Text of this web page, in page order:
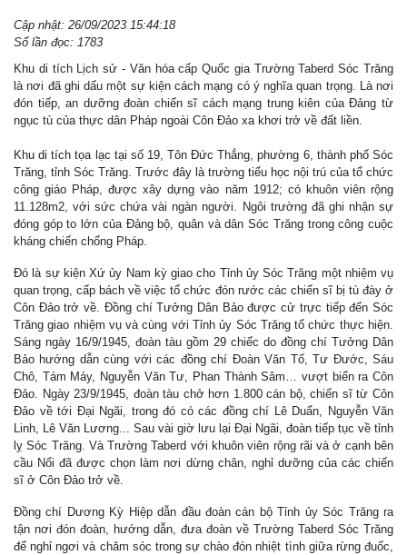
Cập nhật: 26/09/2023 15:44:18
Số lần đọc: 1783
Khu di tích Lịch sử - Văn hóa cấp Quốc gia Trường Taberd Sóc Trăng
là nơi đã ghi dấu một sự kiện cách mạng có ý nghĩa quan trọng. Là nơi
đón tiếp, an dưỡng đoàn chiến sĩ cách mạng trung kiên của Đảng từ
ngục tù của thực dân Pháp ngoài Côn Đảo xa khơi trở về đất liền.
Khu di tích tọa lạc tại số 19, Tôn Đức Thắng, phường 6, thành phố Sóc
Trăng, tỉnh Sóc Trăng. Trước đây là trường tiểu học nội trú của tổ chức
công giáo Pháp, được xây dựng vào năm 1912; có khuôn viên rộng
11.128m2, với sức chứa vài ngàn người. Ngôi trường đã ghi nhận sự
đóng góp to lớn của Đảng bộ, quân và dân Sóc Trăng trong công cuộc
kháng chiến chống Pháp.
Đó là sự kiện Xứ ủy Nam kỳ giao cho Tỉnh ủy Sóc Trăng một nhiệm vụ
quan trọng, cấp bách về việc tổ chức đón rước các chiến sĩ bị tù đày ở
Côn Đảo trở về. Đồng chí Tưởng Dân Bảo được cử trực tiếp đến Sóc
Trăng giao nhiệm vụ và cùng với Tỉnh ủy Sóc Trăng tổ chức thực hiện.
Sáng ngày 16/9/1945, đoàn tàu gồm 29 chiếc do đồng chí Tưởng Dân
Bảo hướng dẫn cùng với các đồng chí Đoàn Văn Tố, Tư Đước, Sáu
Chô, Tám Máy, Nguyễn Văn Tư, Phan Thành Sâm… vượt biển ra Côn
Đảo. Ngày 23/9/1945, đoàn tàu chở hơn 1.800 cán bộ, chiến sĩ từ Côn
Đảo về tới Đại Ngãi, trong đó có các đồng chí Lê Duẩn, Nguyễn Văn
Linh, Lê Văn Lương... Sau vài giờ lưu lại Đại Ngãi, đoàn tiếp tục về tỉnh
lỵ Sóc Trăng. Và Trường Taberd với khuôn viên rộng rãi và ở cạnh bên
cầu Nổi đã được chọn làm nơi dừng chân, nghỉ dưỡng của các chiến
sĩ ở Côn Đảo trở về.
Đồng chí Dương Kỳ Hiệp dẫn đầu đoàn cán bộ Tỉnh ủy Sóc Trăng ra
tận nơi đón đoàn, hướng dẫn, đưa đoàn về Trường Taberd Sóc Trăng
để nghỉ ngơi và chăm sóc trong sự chào đón nhiệt tình giữa rừng đuốc,